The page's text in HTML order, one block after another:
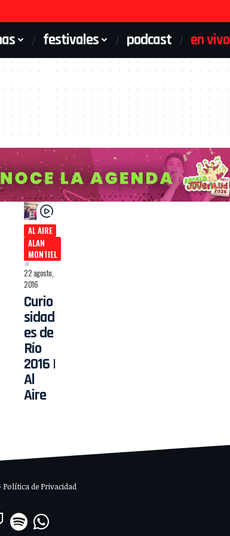
festivales podcast en vivo
AL AIRE
ALAN
MONTIEL
22 agosto,
2016
Curio
sidad
es de
Río
2016 |
Al
Aire
de Privacidad